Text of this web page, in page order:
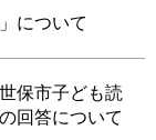
について
保市子ども読
回答について